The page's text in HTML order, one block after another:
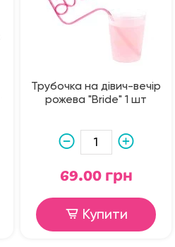
Трубочка на дівич-вечір
рожева "Bride" 1 шт
69.00 грн
Купити